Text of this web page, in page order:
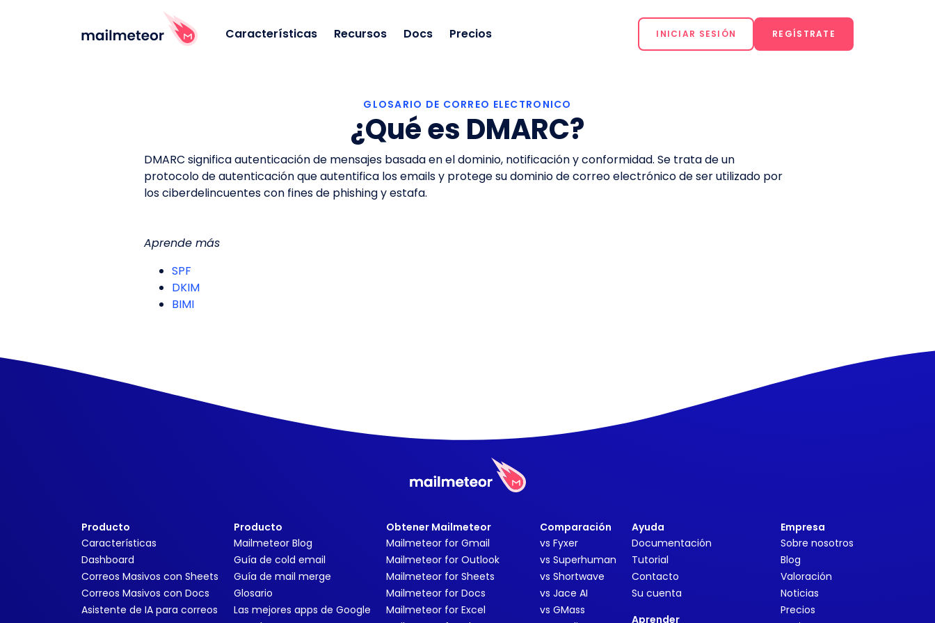
Características Recursos Docs Precios INICIAR SESIÓN REGÍSTRATE
GLOSARIO DE CORREO ELECTRONICO
¿Qué es DMARC?
DMARC significa autenticación de mensajes basada en el dominio, notificación y conformidad. Se trata de un
protocolo de autenticación que autentifica los emails y protege su dominio de correo electrónico de ser utilizado por
los ciberdelincuentes con fines de phishing y estafa.
Aprende más
SPF
DKIM
BIMI
Producto
Características
Dashboard
Correos Masivos con Sheets
Correos Masivos con Docs
Asistente de IA para correos
Producto
Mailmeteor Blog
Guía de cold email
Guía de mail merge
Glosario
Las mejores apps de Google
Obtener Mailmeteor
Mailmeteor for Gmail
Mailmeteor for Outlook
Mailmeteor for Sheets
Mailmeteor for Docs
Mailmeteor for Excel
Comparación
vs Fyxer
vs Superhuman
vs Shortwave
vs Jace AI
vs GMass
Ayuda
Documentación
Tutorial
Contacto
Su cuenta
Aprender
Empresa
Sobre nosotros
Blog
Valoración
Noticias
Precios